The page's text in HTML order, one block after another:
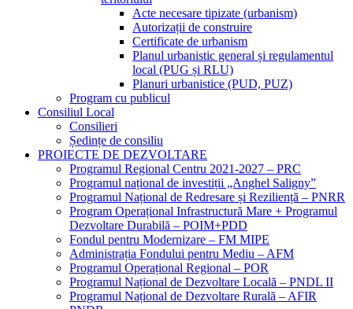
Acte necesare tipizate (urbanism)
Autorizații de construire
Certificate de urbanism
Planul urbanistic general și regulamentul
local (PUG și RLU)
Planuri urbanistice (PUD, PUZ)
Program cu publicul
Consiliul Local
Consilieri
Ședințe de consiliu
PROIECTE DE DEZVOLTARE
Programul Regional Centru 2021-2027 – PRC
Programul național de investiții „Anghel Saligny”
Programul Național de Redresare și Reziliență – PNRR
Program Operațional Infrastructură Mare + Programul
Dezvoltare Durabilă – POIM+PDD
Fondul pentru Modernizare – FM MIPE
Administrația Fondului pentru Mediu – AFM
Programul Operațional Regional – POR
Programul Național de Dezvoltare Locală – PNDL II
Programul Național de Dezvoltare Rurală – AFIR